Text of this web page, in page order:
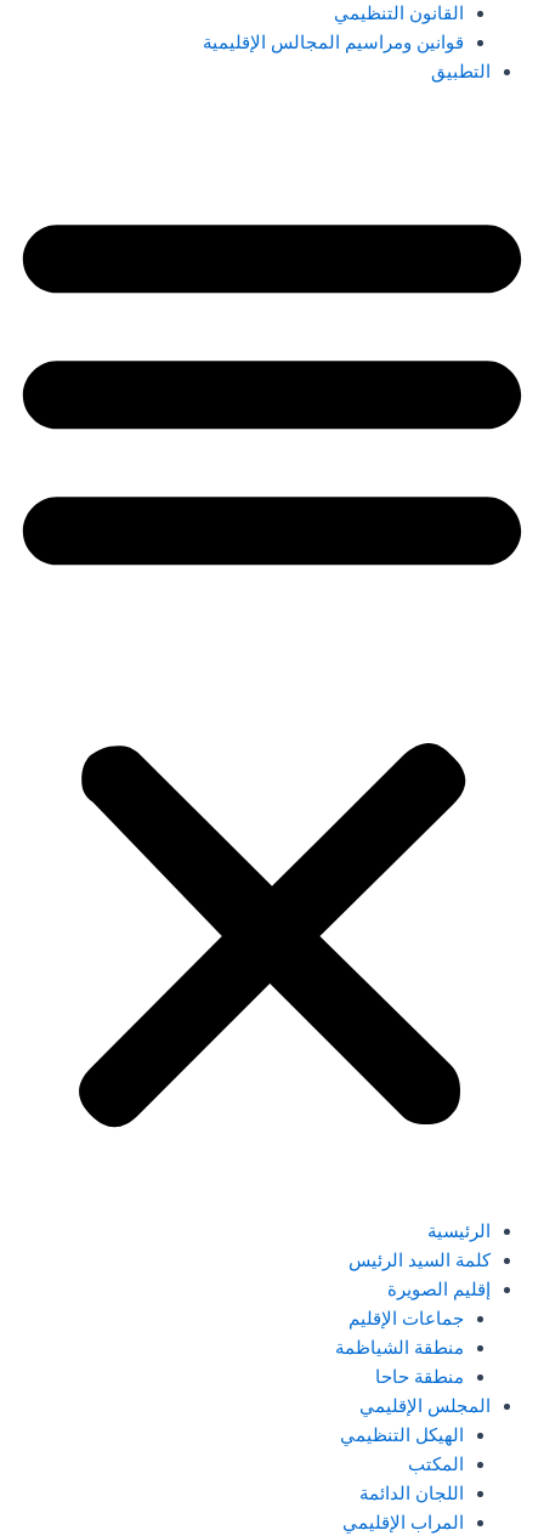
القانون التنظيمي
قوانين ومراسيم المجالس الإقليمية
التطبيق
الرئيسية
كلمة السيد الرئيس
إقليم الصويرة
جماعات الإقليم
منطقة الشياظمة
منطقة حاحا
المجلس الإقليمي
الهيكل التنظيمي
المكتب
اللجان الدائمة
المراب الإقليمي